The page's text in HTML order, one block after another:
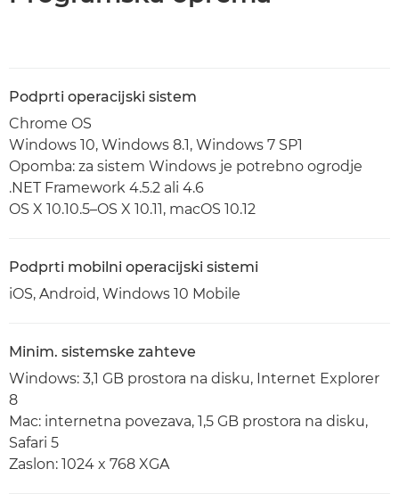
Podprti operacijski sistem
Chrome OS
Windows 10, Windows 8.1, Windows 7 SP1
Opomba: za sistem Windows je potrebno ogrodje
.NET Framework 4.5.2 ali 4.6
OS X 10.10.5–OS X 10.11, macOS 10.12
Podprti mobilni operacijski sistemi
iOS, Android, Windows 10 Mobile
Minim. sistemske zahteve
Windows: 3,1 GB prostora na disku, Internet Explorer
8
Mac: internetna povezava, 1,5 GB prostora na disku,
Safari 5
Zaslon: 1024 x 768 XGA